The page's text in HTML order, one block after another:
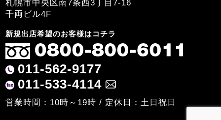
札幌市中央区南7条西3丁目7-16
千両ビル4F
新規出店希望のお客様はコチラ
011-562-9177
011-533-4114
営業時間：10時～19時 / 定休日：土日祝日